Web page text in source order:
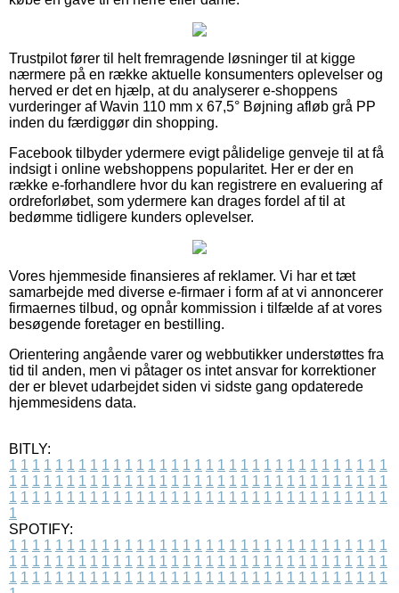
Trustpilot fører til helt fremragende løsninger til at kigge
nærmere på en række aktuelle konsumenters oplevelser og
herved er det en hjælp, at du analyserer e-shoppens
vurderinger af Wavin 110 mm x 67,5° Bøjning afløb grå PP
inden du færdiggør din shopping.
Facebook tilbyder ydermere evigt pålidelige genveje til at få
indsigt i online webshoppens popularitet. Her er der en
række e-forhandlere hvor du kan registrere en evaluering af
ordreforløbet, som ydermere kan drages fordel af til at
bedømme tidligere kunders oplevelser.
Vores hjemmeside finansieres af reklamer. Vi har et tæt
samarbejde med diverse e-firmaer i form af at vi annoncerer
firmaernes tilbud, og opnår kommission i tilfælde af at vores
besøgende foretager en bestilling.
Orientering angående varer og webbutikker understøttes fra
tid til anden, men vi påtager os intet ansvar for korrektioner
der er blevet udarbejdet siden vi sidste gang opdaterede
hjemmesidens data.
BITLY:
1 1 1 1 1 1 1 1 1 1 1 1 1 1 1 1 1 1 1 1 1 1 1 1 1 1 1 1 1 1 1 1 1
1 1 1 1 1 1 1 1 1 1 1 1 1 1 1 1 1 1 1 1 1 1 1 1 1 1 1 1 1 1 1 1 1
1 1 1 1 1 1 1 1 1 1 1 1 1 1 1 1 1 1 1 1 1 1 1 1 1 1 1 1 1 1 1 1 1
1
SPOTIFY:
1 1 1 1 1 1 1 1 1 1 1 1 1 1 1 1 1 1 1 1 1 1 1 1 1 1 1 1 1 1 1 1 1
1 1 1 1 1 1 1 1 1 1 1 1 1 1 1 1 1 1 1 1 1 1 1 1 1 1 1 1 1 1 1 1 1
1 1 1 1 1 1 1 1 1 1 1 1 1 1 1 1 1 1 1 1 1 1 1 1 1 1 1 1 1 1 1 1 1